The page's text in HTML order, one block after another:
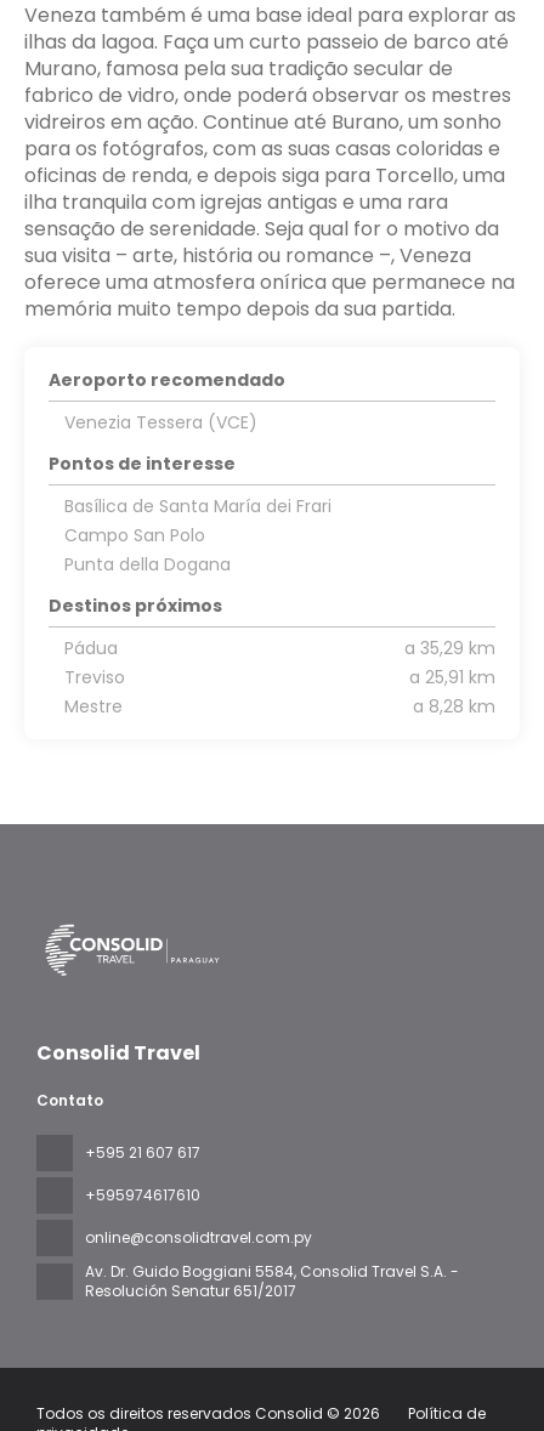
Veneza também é uma base ideal para explorar as
ilhas da lagoa. Faça um curto passeio de barco até
Murano, famosa pela sua tradição secular de
fabrico de vidro, onde poderá observar os mestres
vidreiros em ação. Continue até Burano, um sonho
para os fotógrafos, com as suas casas coloridas e
oficinas de renda, e depois siga para Torcello, uma
ilha tranquila com igrejas antigas e uma rara
sensação de serenidade. Seja qual for o motivo da
sua visita – arte, história ou romance –, Veneza
oferece uma atmosfera onírica que permanece na
memória muito tempo depois da sua partida.
Aeroporto recomendado
Venezia Tessera (VCE)
Pontos de interesse
Basílica de Santa María dei Frari
Campo San Polo
Punta della Dogana
Destinos próximos
Pádua
a 35,29 km
Treviso
a 25,91 km
Mestre
a 8,28 km
Consolid Travel
Contato
+595 21 607 617
‪+595974617610‬
online@consolidtravel.com.py
Av. Dr. Guido Boggiani 5584, Consolid Travel S.A. -
Resolución Senatur 651/2017
Todos os direitos reservados Consolid © 2026
Política de